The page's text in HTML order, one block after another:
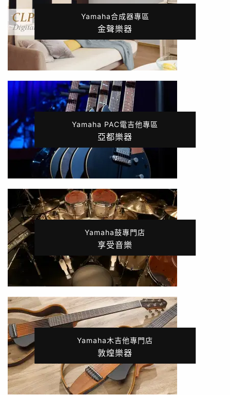
Yamaha合成器專區
金聲樂器
Yamaha PAC電吉他專區
亞都樂器
Yamaha鼓專門店
享受音樂
Yamaha木吉他專門店
敦煌樂器